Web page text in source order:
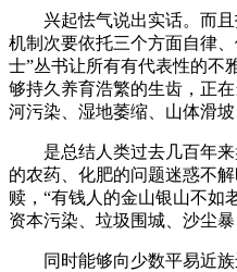
兴起怯气说出实话。而且
机制次要依托三个方面自律
士”丛书让所有有代表性的不
够持久养育浩繁的生齿，正
河污染、湿地萎缩、山体滑坡
是总结人类过去几百年来
的农药、化肥的问题迷惑不
赎，“有钱人的金山银山不如
资本污染、垃圾围城、沙尘暴
同时能够向少数平易近族